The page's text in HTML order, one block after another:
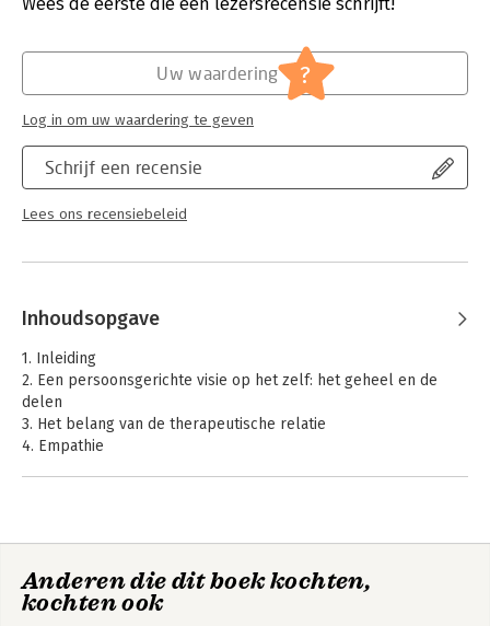
Schrijf een recensie
Lees ons recensiebeleid
Uw waardering ?
Log in om uw waardering te geven
Inhoudsopgave
1. Inleiding
2. Een persoonsgerichte visie op het zelf: het geheel en de
delen
3. Het belang van de therapeutische relatie
4. Empathie
10. Emotiegerichte psychotherapie (EFT)
11. Persoonsgerichte behandeling van angst en depressie
Anderen die dit boek kochten,
kochten ook